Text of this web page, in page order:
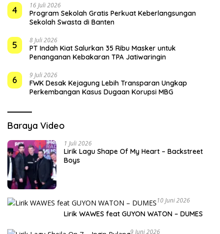
4 16 Juli 2026
Program Sekolah Gratis Perkuat Keberlangsungan
Sekolah Swasta di Banten
5 8 Juli 2026
PT Indah Kiat Salurkan 35 Ribu Masker untuk
Penanganan Kebakaran TPA Jatiwaringin
6 9 Juli 2026
FWK Desak Kejagung Lebih Transparan Ungkap
Perkembangan Kasus Dugaan Korupsi MBG
Baraya Video
1 Juli 2026
Lirik Lagu Shape Of My Heart – Backstreet
Boys
10 Juni 2026
Lirik WAWES feat GUYON WATON – DUMES
9 Juni 2026